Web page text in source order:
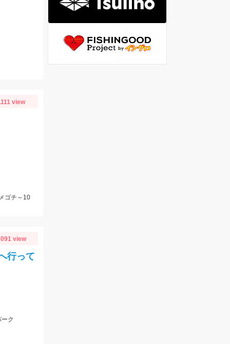
view
ゴチ～10
view
行って
ク